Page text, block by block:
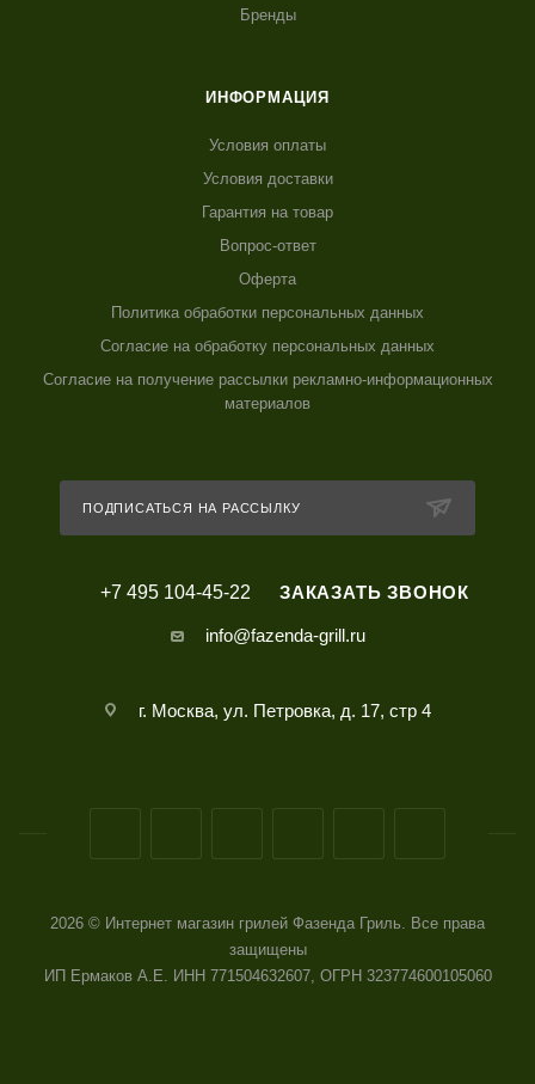
Бренды
ИНФОРМАЦИЯ
Условия оплаты
Условия доставки
Гарантия на товар
Вопрос-ответ
Оферта
Политика обработки персональных данных
Согласие на обработку персональных данных
Согласие на получение рассылки рекламно-информационных
материалов
ПОДПИСАТЬСЯ НА РАССЫЛКУ
+7 495 104-45-22 ЗАКАЗАТЬ ЗВОНОК
info@fazenda-grill.ru
г. Москва, ул. Петровка, д. 17, стр 4
2026 © Интернет магазин грилей Фазенда Гриль. Все права
защищены
ИП Ермаков А.Е. ИНН 771504632607, ОГРН 323774600105060